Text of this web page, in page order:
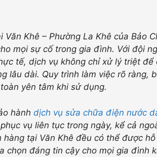
Khê – Phường La Khê của Bảo
mọi sự cố trong gia đình. Với đội
tế, dịch vụ không chỉ xử lý triệt
lâu dài. Quy trình làm việc rõ ràng,
yên tâm khi sử dụng.
hành dịch vụ sửa chữa điện nước
vụ liên tục trong ngày, kể cả
tại Văn Khê đều có thể được
chọn đáng tin cậy cho mọi gia đình